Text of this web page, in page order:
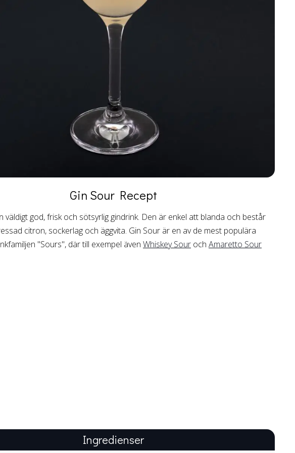
Gin SourRecept
väldigt god, frisk och sötsyrlig gindrink. Den är enkel att blanda och består
citron, sockerlag och äggvita. Gin Sour är en av de mest populära
"Sours", där till exempel även Whiskey Sour och Amaretto Sour
Ingredienser